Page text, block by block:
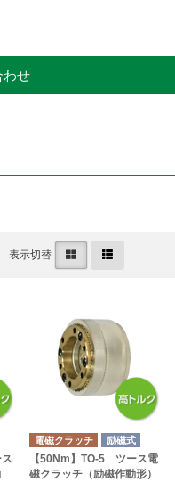
わせ
表示切替
電磁クラッチ 励磁式
【50Nm】TO-5 ツース電
磁クラッチ（励磁作動形）